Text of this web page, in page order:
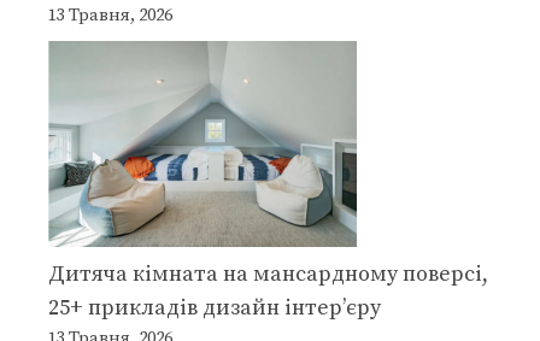
13 Травня, 2026
Дитяча кімната на мансардному поверсі,
25+ прикладів дизайн інтер’єру